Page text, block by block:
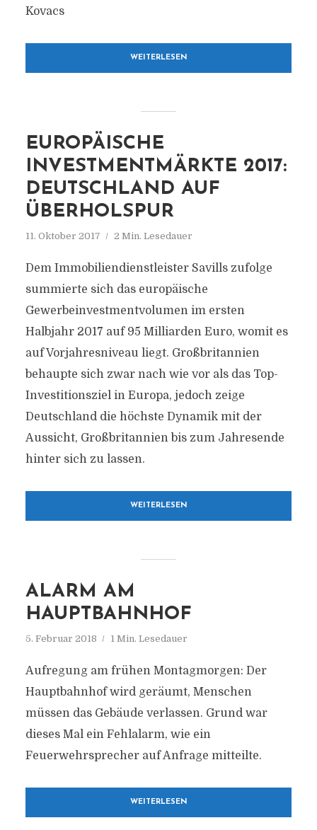
Kovacs
WEITERLESEN
EUROPÄISCHE
INVESTMENTMÄRKTE 2017:
DEUTSCHLAND AUF
ÜBERHOLSPUR
11. Oktober 2017 2 Min. Lesedauer
Dem Immobiliendienstleister Savills zufolge
summierte sich das europäische
Gewerbeinvestmentvolumen im ersten
Halbjahr 2017 auf 95 Milliarden Euro, womit es
auf Vorjahresniveau liegt. Großbritannien
behaupte sich zwar nach wie vor als das Top-
Investitionsziel in Europa, jedoch zeige
Deutschland die höchste Dynamik mit der
Aussicht, Großbritannien bis zum Jahresende
hinter sich zu lassen.
WEITERLESEN
ALARM AM
HAUPTBAHNHOF
5. Februar 2018 1 Min. Lesedauer
Aufregung am frühen Montagmorgen: Der
Hauptbahnhof wird geräumt, Menschen
müssen das Gebäude verlassen. Grund war
dieses Mal ein Fehlalarm, wie ein
Feuerwehrsprecher auf Anfrage mitteilte.
WEITERLESEN